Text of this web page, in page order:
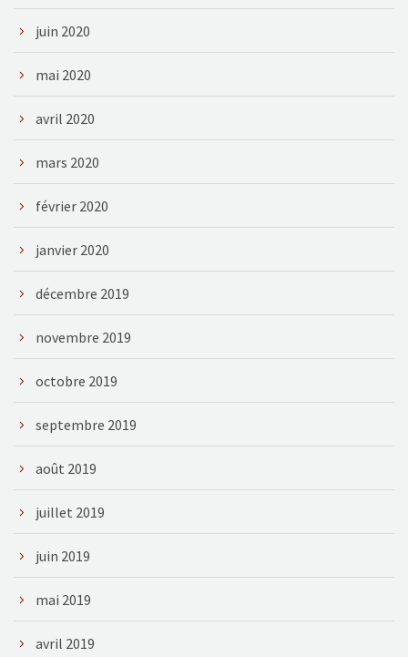
juin 2020
mai 2020
avril 2020
mars 2020
février 2020
janvier 2020
décembre 2019
novembre 2019
octobre 2019
septembre 2019
août 2019
juillet 2019
juin 2019
mai 2019
avril 2019